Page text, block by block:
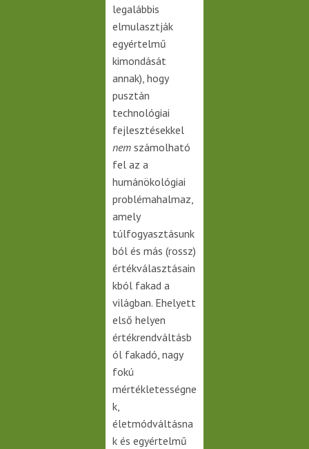
legalábbis
elmulasztják
egyértelmű
kimondását
annak), hogy
pusztán
technológiai
fejlesztésekkel
nemszámolható
fel az a
humánökológiai
problémahalmaz,
amely
túlfogyasztásunk
ból és más (rossz)
értékválasztásain
kból fakad a
világban. Ehelyett
első helyen
értékrendváltásb
ól fakadó, nagy
fokú
mértékletességne
k,
életmódváltásna
k és egyértelmű